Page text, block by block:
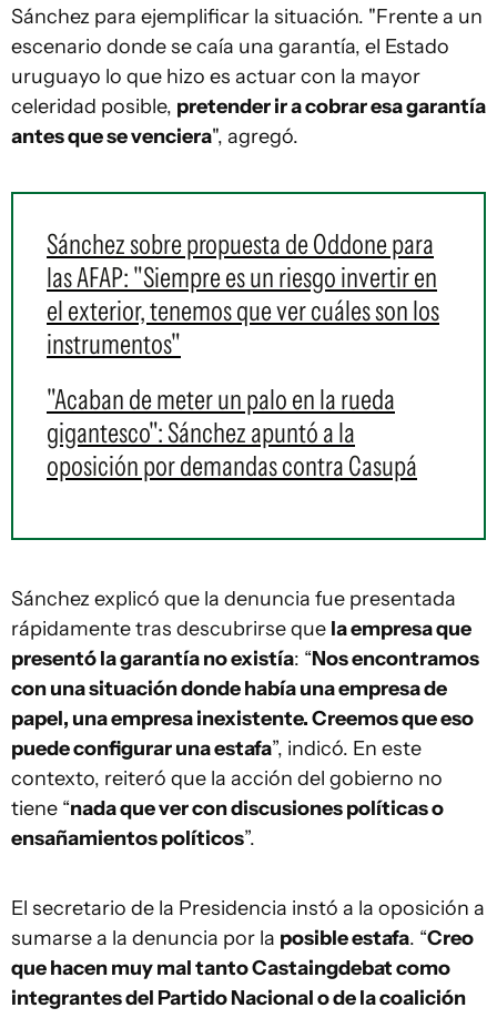
Sánchez para ejemplificar la situación. "Frente a un
escenario donde se caía una garantía, el Estado
uruguayo lo que hizo es actuar con la mayor
celeridad posible, pretender ir a cobrar esa garantía
antes que se venciera", agregó.
Sánchez sobre propuesta de Oddone para
las AFAP: "Siempre es un riesgo invertir en
el exterior, tenemos que ver cuáles son los
instrumentos"
"Acaban de meter un palo en la rueda
gigantesco": Sánchez apuntó a la
oposición por demandas contra Casupá
Sánchez explicó que la denuncia fue presentada
rápidamente tras descubrirse que la empresa que
presentó la garantía no existía: “Nos encontramos
con una situación donde había una empresa de
papel, una empresa inexistente. Creemos que eso
puede configurar una estafa”, indicó. En este
contexto, reiteró que la acción del gobierno no
tiene “nada que ver con discusiones políticas o
ensañamientos políticos”.
El secretario de la Presidencia instó a la oposición a
sumarse a la denuncia por la posible estafa. “Creo
que hacen muy mal tanto Castaingdebat como
integrantes del Partido Nacional o de la coalición